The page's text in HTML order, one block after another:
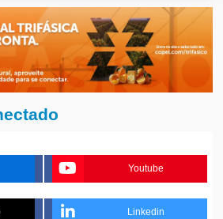
Youtube
Linkedin